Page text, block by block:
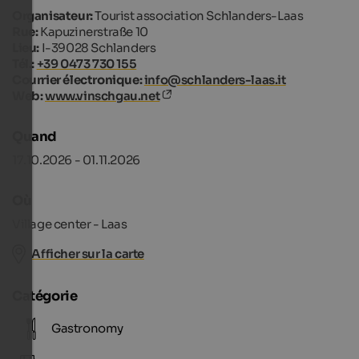
Organisateur:Tourist association Schlanders-Laas
Rue:Kapuzinerstraße 10
Lieu: I-39028 Schlanders
Tél.: +39 0473 730 155
Courrier électronique:info@schlanders-laas.it
Web:www.vinschgau.net
Quand
17.10.2026 - 01.11.2026
Village center - Laas
Afficher sur la carte
Catégorie
Gastronomy